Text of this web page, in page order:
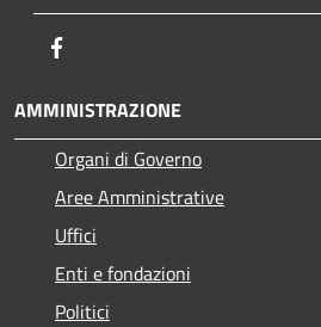
AMMINISTRAZIONE
Organi di Governo
Aree Amministrative
Uffici
Enti e fondazioni
Politici